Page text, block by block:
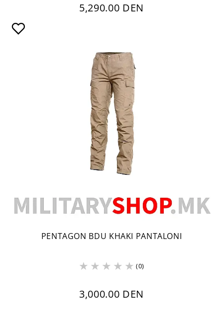
5,290.00 DEN
PENTAGON BDU KHAKI PANTALONI
(0)
3,000.00 DEN